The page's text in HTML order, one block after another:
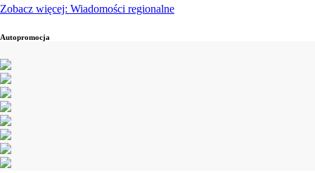
Zobacz więcej: Wiadomości regionalne
Autopromocja